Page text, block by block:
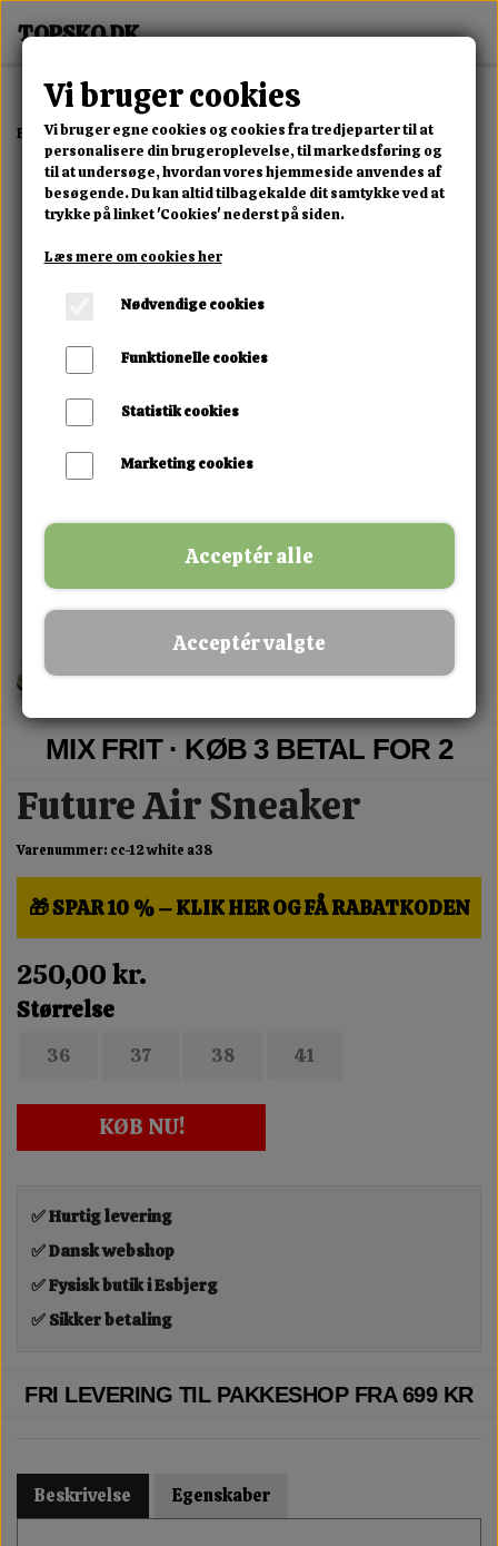
Forside Dame Alle Damesko Future Air Sneaker
MIX FRIT · KØB 3 BETAL FOR 2
Future Air Sneaker
Varenummer: cc-12 white a38
🎁 SPAR 10 % – KLIK HER OG FÅ RABATKODEN
250,00 kr.
Størrelse
36 37 38 41
KØB NU!
✅ Hurtig levering
✅ Dansk webshop
✅ Fysisk butik i Esbjerg
✅ Sikker betaling
FRI LEVERING TIL PAKKESHOP FRA 699 KR
Beskrivelse Egenskaber
Vi bruger cookies
Vi bruger egne cookies og cookies fra tredjeparter til at
personalisere din brugeroplevelse, til markedsføring og
til at undersøge, hvordan vores hjemmeside anvendes af
besøgende. Du kan altid tilbagekalde dit samtykke ved at
trykke på linket 'Cookies' nederst på siden.
Læs mere om cookies her
Nødvendige cookies
Funktionelle cookies
Statistik cookies
Marketing cookies
Acceptér alle
Acceptér valgte